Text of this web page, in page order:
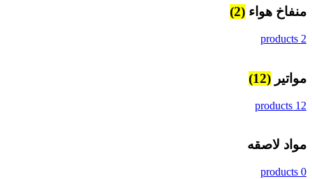
منفاخ هواء (2)
2 products
مواتير (12)
12 products
مواد لاصقه
0 products